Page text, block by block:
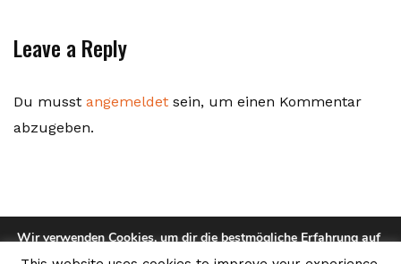
Leave a Reply
Du musst angemeldet sein, um einen Kommentar
abzugeben.
Wir verwenden Cookies, um dir die bestmögliche Erfahrung auf